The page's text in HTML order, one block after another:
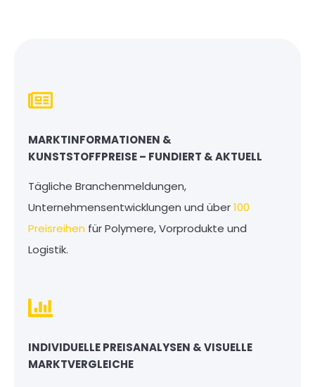
MARKTINFORMATIONEN &
KUNSTSTOFFPREISE – FUNDIERT & AKTUELL
Tägliche Branchenmeldungen,
Unternehmensentwicklungen und über100
Preisreihen für Polymere, Vorprodukte und
Logistik.
INDIVIDUELLE PREISANALYSEN & VISUELLE
MARKTVERGLEICHE